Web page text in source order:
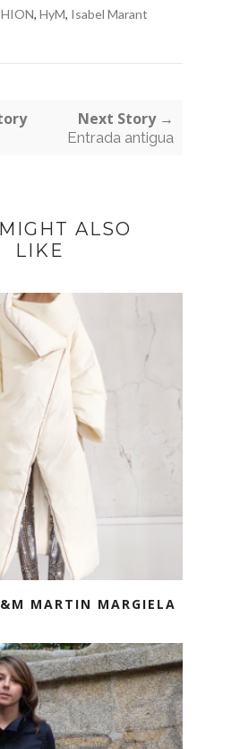
, HyM, Isabel Marant
Next Story →
Entrada antigua
ALSO
LIKE
MARTIN MARGIELA